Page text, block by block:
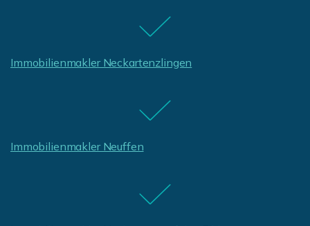
Immobilienmakler Neckartenzlingen
Immobilienmakler Neuffen